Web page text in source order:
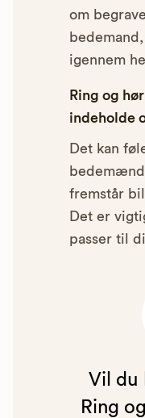
om
igennem
Ring og
indeholde
Det kan
fremstår
Det er
passer til
Vil du
Ring